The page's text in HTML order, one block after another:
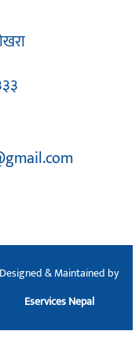
Designed & Maintained by
Eservices Nepal